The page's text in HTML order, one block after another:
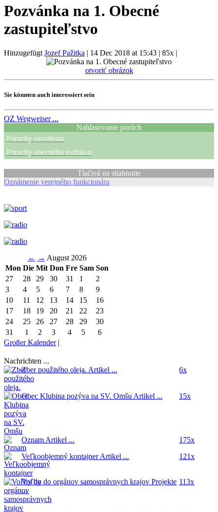
Pozvánka na 1. Obecné
zastupiteľstvo
Hinzugefügt Jozef Pažitka | 14 Dec 2018 at 15:43 | 85x |
otvoriť obrázok
Sie könnten auch interessiert sein
OZ Wegweiser ...
Nahlasovanie porúch
Poruchy osvetlenia
Poruchy obecného rozhlasu
Tlačivá na stiahnutie
Oznámenie verejného funkcionára
← → August 2026
Mon Die Mit Don Fre Sam Son
27
28 29 30 31 1
2
3
4 5 6 7 8
9
10
11 12 13 14 15
16
17
18 19 20 21 22
23
24
25 26 27 28 29
30
31
1 2 3 4 5
6
Großer Kalender|
Nachrichten ...
Zber použitého oleja. Artikel ... 6x
Obec Klubina pozýva na SV. Omšu Artikel ... 15x
Oznam Artikel ...
175x
Veľkoobjemný kontajnerArtikel ... 121x
Voľby do orgánov samosprávnych krajov Projekte
...
113x